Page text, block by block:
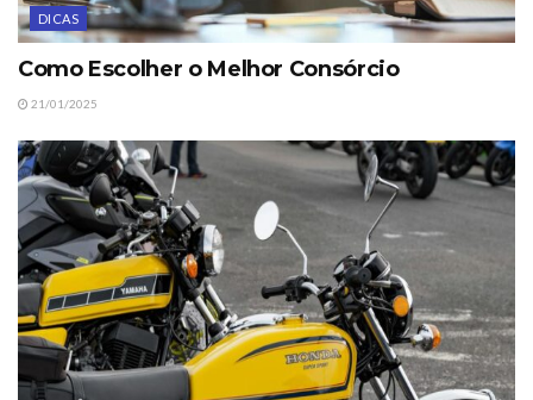
DICAS
Como Escolher o Melhor Consórcio
21/01/2025